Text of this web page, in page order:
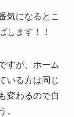
気になるとこ
します！！
すが、ホーム
いる方は同じ
変わるので自